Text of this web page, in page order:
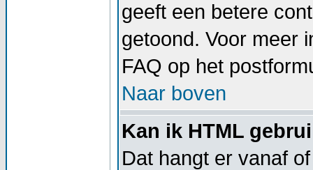
geeft een betere
getoond. Voor meer
FAQ op het
Naar boven
Kan ik HTML
Dat hangt er vanaf